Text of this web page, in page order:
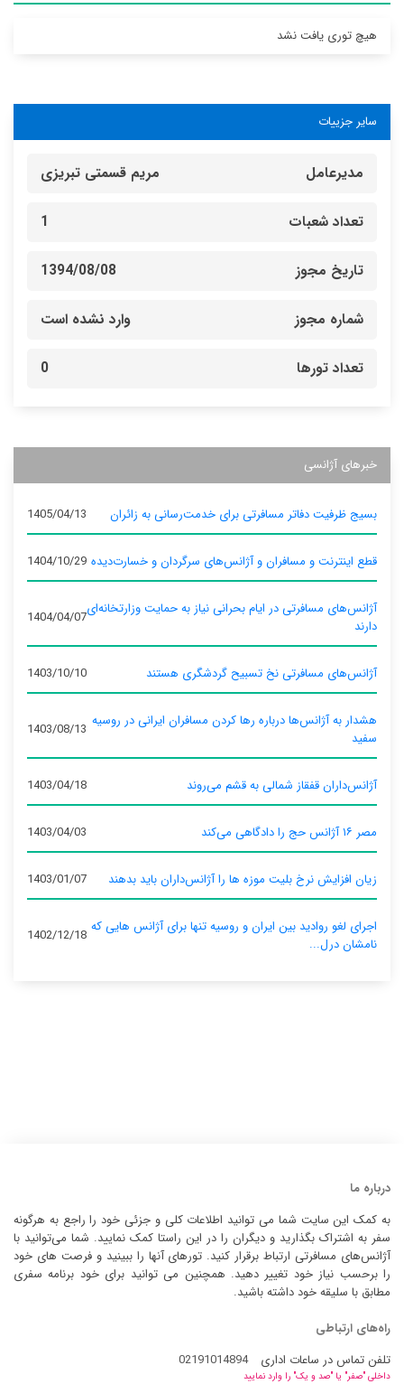
هیچ توری یافت نشد
سایر جزییات
مدیرعامل مریم قسمتی تبریزی
تعداد شعبات 1
تاریخ مجوز 1394/08/08
شماره مجوز وارد نشده است
تعداد تورها 0
خبرهای آژانسی
بسیج ظرفیت دفاتر مسافرتی برای خدمت‌رسانی به زائران 1405/04/13
قطع اینترنت و مسافران و آژانس‌های سرگردان و خسارت‌دیده 1404/10/29
آژانس‌های مسافرتی در ایام بحرانی نیاز به حمایت وزارتخانه‌ای
دارند
1404/04/07
آژانس‌های مسافرتی نخ تسبیح گردشگری هستند 1403/10/10
هشدار به آژانس‌ها درباره رها کردن مسافران ایرانی در روسیه
سفید
1403/08/13
آژانس‌داران قفقاز شمالی به قشم می‌روند 1403/04/18
مصر ۱۶ آژانس حج را دادگاهی می‌کند 1403/04/03
زیان افزایش نرخ بلیت موزه ها را آژانس‌داران باید بدهند 1403/01/07
اجرای لغو روادید بین ایران و روسیه تنها برای آژانس‌ هایی که
نامشان درل...
1402/12/18
درباره ما
به کمک این سایت شما می توانید اطلاعات کلی و جزئی خود را راجع به هرگونه
سفر به اشتراک بگذارید و دیگران را در این راستا کمک نمایید. شما می‌توانید با
آژانس‌های مسافرتی ارتباط برقرار کنید. تورهای آنها را ببینید و فرصت های خود
را برحسب نیاز خود تغییر دهید. همچنین می توانید برای خود برنامه سفری
مطابق با سلیقه خود داشته باشید.
راه‌های ارتباطی
تلفن تماس در ساعات اداری
02191014894
داخلی "صفر" یا "صد و یک" را وارد نمایید